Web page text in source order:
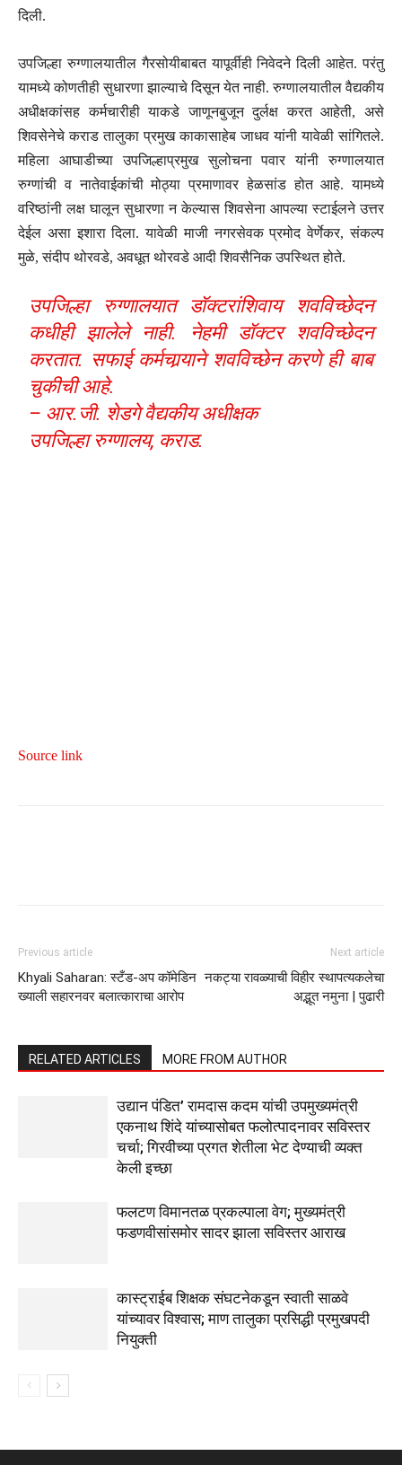
दिली.
उपजिल्हा रुग्णालयातील गैरसोयीबाबत यापूर्वीही निवेदने दिली आहेत. परंतु
यामध्ये कोणतीही सुधारणा झाल्याचे दिसून येत नाही. रुग्णालयातील वैद्यकीय
अधीक्षकांसह कर्मचारीही याकडे जाणूनबुजून दुर्लक्ष करत आहेती, असे
शिवसेनेचे कराड तालुका प्रमुख काकासाहेब जाधव यांनी यावेळी सांगितले.
महिला आघाडीच्या उपजिल्हाप्रमुख सुलोचना पवार यांनी रुग्णालयात
रुग्णांची व नातेवाईकांची मोठ्या प्रमाणावर हेळसांड होत आहे. यामध्ये
वरिष्ठांनी लक्ष घालून सुधारणा न केल्यास शिवसेना आपल्या स्टाईलने उत्तर
देईल असा इशारा दिला. यावेळी माजी नगरसेवक प्रमोद वेर्णेकर, संकल्प
मुळे, संदीप थोरवडे, अवधूत थोरवडे आदी शिवसैनिक उपस्थित होते.
उपजिल्हा रुग्णालयात डॉक्टरांशिवाय शवविच्छेदन
कधीही झालेले नाही. नेहमी डॉक्टर शवविच्छेदन
करतात. सफाई कर्मचार्‍याने शवविच्छेन करणे ही बाब
चुकीची आहे.
– आर.जी. शेडगे वैद्यकीय अधीक्षक
उपजिल्हा रुग्णालय, कराड.
Source link
Previous article
Khyali Saharan: स्टँड-अप कॉमेडिन
ख्याली सहारनवर बलात्काराचा आरोप
Next article
नकट्या रावळ्याची विहीर स्थापत्यकलेचा
अद्भूत नमुना | पुढारी
RELATED ARTICLES MORE FROM AUTHOR
उद्यान पंडित’ रामदास कदम यांची उपमुख्यमंत्री
एकनाथ शिंदे यांच्यासोबत फलोत्पादनावर सविस्तर
चर्चा; गिरवीच्या प्रगत शेतीला भेट देण्याची व्यक्त
केली इच्छा
फलटण विमानतळ प्रकल्पाला वेग; मुख्यमंत्री
फडणवीसांसमोर सादर झाला सविस्तर आराख
कास्ट्राईब शिक्षक संघटनेकडून स्वाती साळवे
यांच्यावर विश्वास; माण तालुका प्रसिद्धी प्रमुखपदी
नियुक्ती